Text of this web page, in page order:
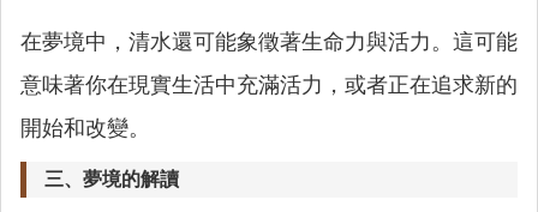
在夢境中，清水還可能象徵著生命力與活力。這可能
意味著你在現實生活中充滿活力，或者正在追求新的
開始和改變。
三、夢境的解讀